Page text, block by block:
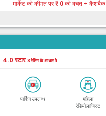
मार्केट की कीमत पर₹ 0 की बचत + कैशबैक
4.0 स्टार8 रेटिंग के आधार पे
पार्किंग उपलब्ध
महिला
रेडियोलाजिस्ट